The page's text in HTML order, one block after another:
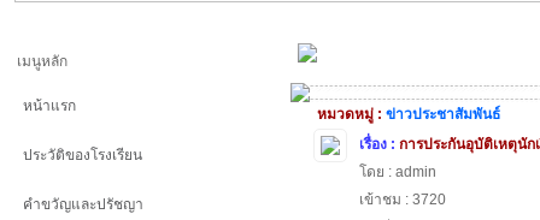
เมนูหลัก
หน้าแรก
ประวัติของโรงเรียน
คำขวัญและปรัชญา
หมวดหมู่ : ข่าวประชาสัมพันธ์
เรื่อง : การประกันอุบัติเหตุนัก
โดย : admin
เข้าชม : 3720